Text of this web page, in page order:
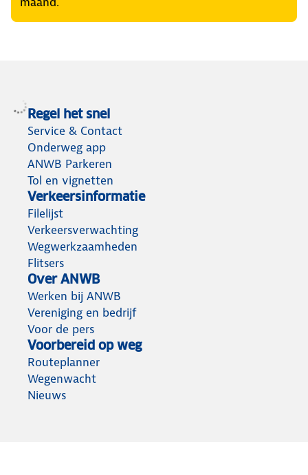
Regel het snel
Service & Contact
Onderweg app
ANWB Parkeren
Tol en vignetten
Verkeersinformatie
Filelijst
Verkeersverwachting
Wegwerkzaamheden
Flitsers
Over ANWB
Werken bij ANWB
Vereniging en bedrijf
Voor de pers
Voorbereid op weg
Routeplanner
Wegenwacht
Nieuws